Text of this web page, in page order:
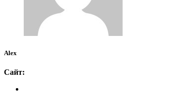
Alex
Сайт: